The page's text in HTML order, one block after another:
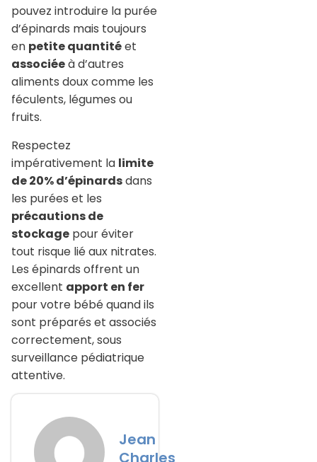
pouvez introduire la purée
d’épinards mais toujours
en petite quantitéet
associéeà d’autres
aliments doux comme les
féculents, légumes ou
fruits.
Respectez
impérativement la limite
de 20% d’épinardsdans
les purées et les
précautions de
stockage pour éviter
tout risque lié aux nitrates.
Les épinards offrent un
excellent apport en fer
pour votre bébé quand ils
sont préparés et associés
correctement, sous
surveillance pédiatrique
attentive.
Jean
Charles